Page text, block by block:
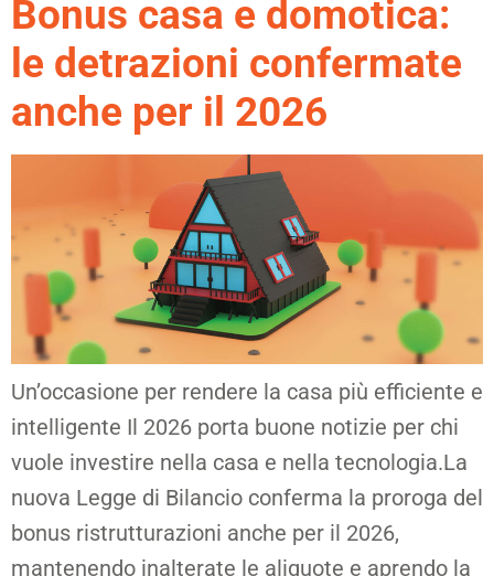
Bonus casa e domotica:
le detrazioni confermate
anche per il 2026
Un’occasione per rendere la casa più efficiente e
intelligente Il 2026 porta buone notizie per chi
vuole investire nella casa e nella tecnologia.La
nuova Legge di Bilancio conferma la proroga del
bonus ristrutturazioni anche per il 2026,
mantenendo inalterate le aliquote e aprendo la